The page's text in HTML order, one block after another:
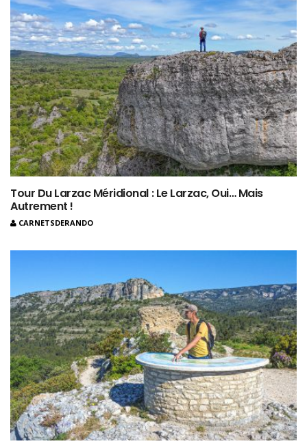
Tour Du Larzac Méridional : Le Larzac, Oui… Mais
Autrement !
CARNETSDERANDO